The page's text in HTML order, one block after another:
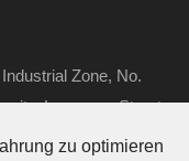
Zone, No.
Longgang Street,
Chinazu optimieren